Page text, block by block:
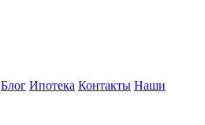
Блог Ипотека Контакты Наши